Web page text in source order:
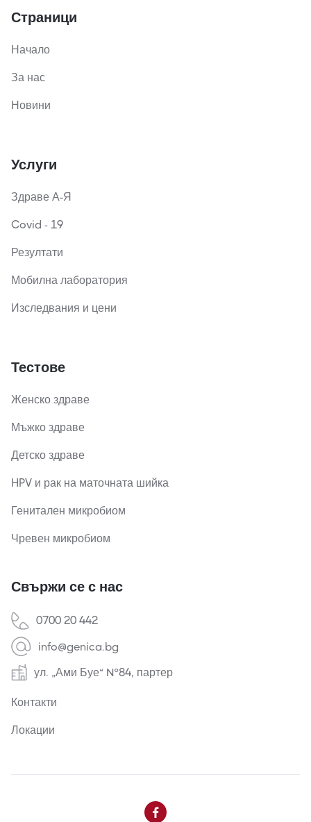
Страници
Начало
За нас
Новини
Услуги
Здраве А-Я
Covid - 19
Резултати
Мобилна лаборатория
Изследвания и цени
Тестове
Женско здраве
Мъжко здраве
Детско здраве
HPV и рак на маточната шийка
Генитален микробиом
Чревен микробиом
Свържи се с нас
0700 20 442
info@genica.bg
ул. „Ами Буе“ №84, партер
Контакти
Локации
